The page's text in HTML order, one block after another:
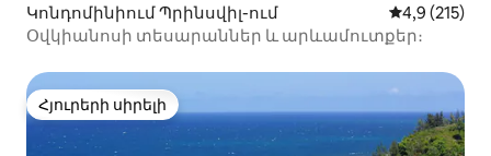
Կոնդոմինիում Պրինսվիլ-ում Միջին
4,9 (215)
Օվկիանոսի տեսարաններ և արևամուտքեր։
Հյուրերի սիրելի
Հյուրերի սիրելի